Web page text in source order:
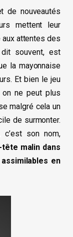
de nouveautés
mettent leur
aux attentes des
souvent, est
la mayonnaise
Et bien le jeu
on ne peut plus
malgré cela un
de surmonter.
c’est son nom,
malin dans
en